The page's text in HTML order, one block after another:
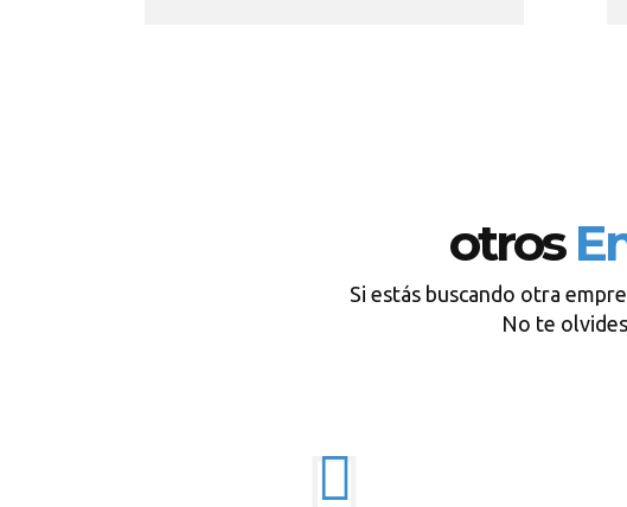
otros
Si estás buscando otra
No te